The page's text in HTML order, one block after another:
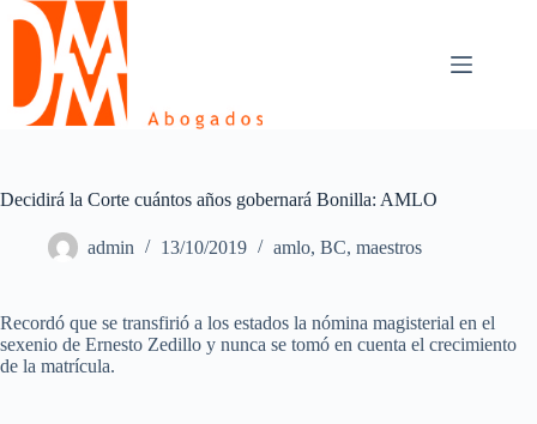
Skip
content
Decidirá la Corte cuántos años gobernará Bonilla: AMLO
admin 13/10/2019 amlo, BC, maestros
Recordó que se transfirió a los estados la nómina magisterial en el
sexenio de Ernesto Zedillo y nunca se tomó en cuenta el crecimiento
de la matrícula.